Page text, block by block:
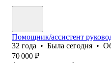
Помощник/ассистент
32 года • Была сегодня •
70 000 ₽